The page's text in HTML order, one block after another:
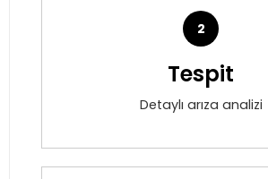
2
Tespit
Detaylı arıza analizi